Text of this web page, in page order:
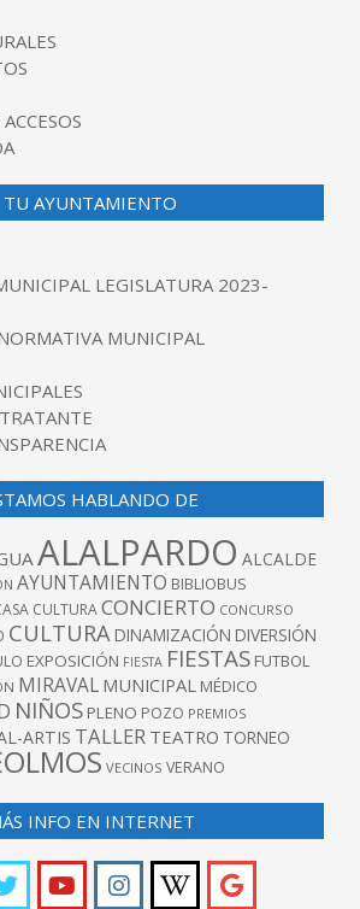
TU AYUNTAMIENTO
LEGISLATURA 2023-
MUNICIPAL
HABLANDO DE
ALALPARDO ALCALDE
AYUNTAMIENTO BIBLIOBUS
CULTURACONCIERTO CONCURSO
CULTURA DINAMIZACIÓN DIVERSIÓN
EXPOSICIÓN FIESTA FIESTAS FUTBOL
MIRAVAL MUNICIPAL MÉDICO
NIÑOS PLENO POZO PREMIOS
ARTIS TALLER TEATRO TORNEO
VECINOS VERANO
INFO EN INTERNET